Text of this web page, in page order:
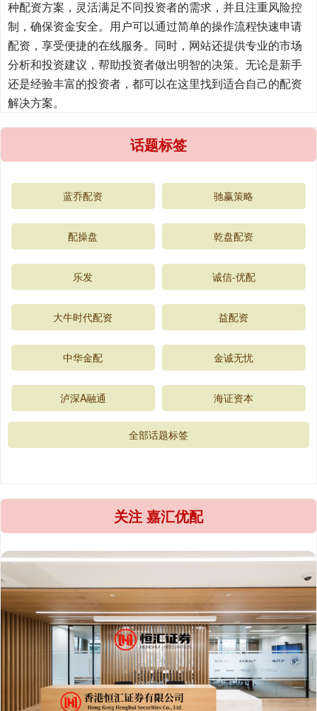
种配资方案，灵活满足不同投资者的需求，并且注重风险控
制，确保资金安全。用户可以通过简单的操作流程快速申请
配资，享受便捷的在线服务。同时，网站还提供专业的市场
分析和投资建议，帮助投资者做出明智的决策。无论是新手
还是经验丰富的投资者，都可以在这里找到适合自己的配资
解决方案。
话题标签
蓝乔配资 驰赢策略
配操盘 乾盘配资
乐发 诚信-优配
大牛时代配资 益配资
中华金配 金诚无忧
泸深A融通 海证资本
全部话题标签
关注 嘉汇优配